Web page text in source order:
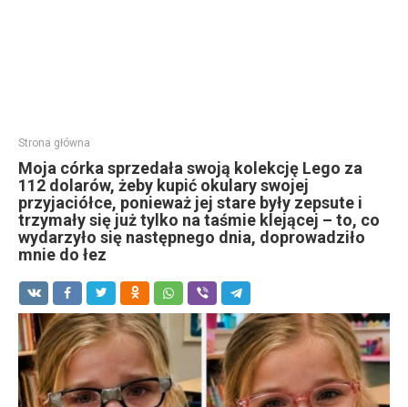
Strona główna
Moja córka sprzedała swoją kolekcję Lego za
112 dolarów, żeby kupić okulary swojej
przyjaciółce, ponieważ jej stare były zepsute i
trzymały się już tylko na taśmie klejącej – to, co
wydarzyło się następnego dnia, doprowadziło
mnie do łez